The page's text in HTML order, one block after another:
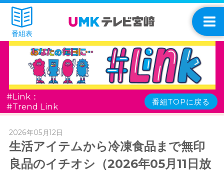
番組表
#Link：
#Trend Link
番組TOPに戻る
2026年05月12日
生活アイテムから冷凍食品まで無印
良品のイチオシ（2026年05月11日放